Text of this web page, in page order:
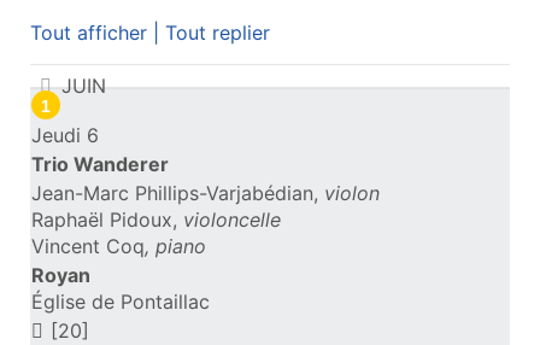
Tout afficher
Tout replier
Les concerts
JUIN
1
Jeudi 6
Trio Wanderer
Jean-Marc Phillips-Varjabédian, violon
Raphaël Pidoux, violoncelle
Vincent Coq, piano
Royan
Église de Pontaillac
[20]